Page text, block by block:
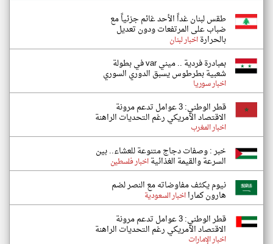
طقس لبنان غداً الأحد غائم جزئياً مع
ضباب على المرتفعات ودون تعديل
بالحرارةاخبار لبنان
بمبادرة فردية .. ميني var في بطولة
شعبية بطرطوس يسبق الدوري السوري
اخبار سوريا
قطر الوطني: 3 عوامل تدعم مرونة
الاقتصاد الأمريكي رغم التحديات الراهنة
اخبار المغرب
خبر : وصفات دجاج متنوعة للعشاء.. بين
السرعة والقيمة الغذائيةاخبار فلسطين
نيوم يكثف مفاوضاته مع النصر لضم
هارون كمارااخبار السعودية
قطر الوطني: 3 عوامل تدعم مرونة
الاقتصاد الأمريكي رغم التحديات الراهنة
اخبار الإمارات